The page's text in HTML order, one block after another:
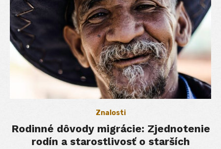
Znalosti
Rodinné dôvody migrácie: Zjednotenie
rodín a starostlivosť o starších